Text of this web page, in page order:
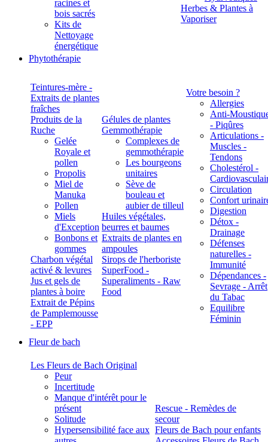
racines et
bois sacrés
Kits de
Nettoyage
énergétique
Herbes & Plantes à
Vaporiser
Phytothérapie
Teintures-mère -
Extraits de plantes
fraîches
Produits de la
Ruche
Gelée
Royale et
pollen
Propolis
Miel de
Manuka
Pollen
Miels
d'Exception
Bonbons et
gommes
Charbon végétal
activé & levures
Jus et gels de
plantes à boire
Extrait de Pépins
de Pamplemousse
- EPP
Gélules de plantes
Gemmothérapie
Complexes de
gemmothérapie
Les bourgeons
unitaires
Sève de
bouleau et
aubier de tilleul
Huiles végétales,
beurres et baumes
Extraits de plantes en
ampoules
Sirops de l'herboriste
SuperFood -
Superaliments - Raw
Food
Votre besoin ?
Allergies
Anti-
- Piqûres
Articulations -
Muscles -
Tendons
Cholestérol -
Circulation
Confort
Digestion
Détox -
Drainage
Défenses
naturelles -
Immunité
Dépendances -
Sevrage - Arrêt
du Tabac
Equilibre
Féminin
Fleur de bach
Les Fleurs de Bach Original
Peur
Incertitude
Manque d'intérêt pour le
présent
Solitude
Hypersensibilité face aux
Rescue - Remèdes de
secour
Fleurs de Bach pour enfants